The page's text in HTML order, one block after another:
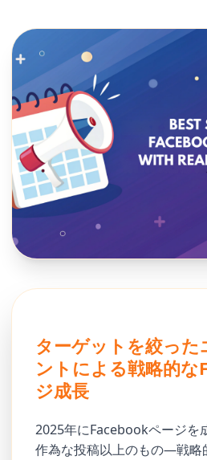
ターゲットを絞った
ントによる戦略的な
ジ成長
2025年にFacebookページを
作為な投稿以上のもの—戦略